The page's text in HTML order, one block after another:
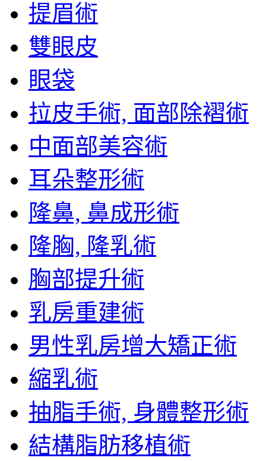
提眉術
雙眼皮
眼袋
拉皮手術, 面部除褶術
中面部美容術
耳朵整形術
隆鼻, 鼻成形術
隆胸, 隆乳術
胸部提升術
乳房重建術
男性乳房增大矯正術
縮乳術
抽脂手術, 身體整形術
結構脂肪移植術